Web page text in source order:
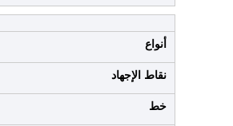
أنواع
نقاط الإجهاد
خط